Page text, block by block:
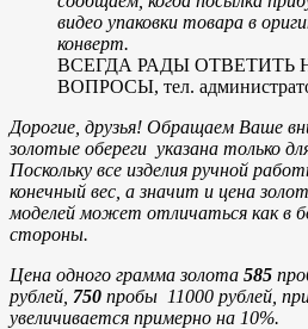
видео упаковки товара в
конверт.
ВСЕГДА РАДЫ
ВОПРОСЫ, тел.
Дорогие, друзья! Обращаем Ваше
золотые обереги указана только
Поскольку все изделия ручной
конечный вес, а значит и цена
моделей может отличаться как в
стороны.
Цена одного грамма золота 585
рублей, 750 пробы 11000 рублей,
увеличивается примерно на 10%.